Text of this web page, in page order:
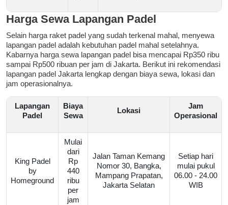
Harga Sewa Lapangan Padel
Selain harga raket padel yang sudah terkenal mahal, menyewa
lapangan padel adalah kebutuhan padel mahal setelahnya.
Kabarnya harga sewa lapangan padel bisa mencapai Rp350 ribu
sampai Rp500 ribuan per jam di Jakarta. Berikut ini rekomendasi
lapangan padel Jakarta lengkap dengan biaya sewa, lokasi dan
jam operasionalnya.
Lapangan
Padel
Biaya
Sewa
Lokasi
Jam
Operasional
King Padel
by
Homeground
Mulai
dari
Rp
440
ribu
per
jam
Jalan Taman Kemang
Nomor 30, Bangka,
Mampang Prapatan,
Jakarta Selatan
Setiap hari
mulai pukul
06.00 - 24.00
WIB